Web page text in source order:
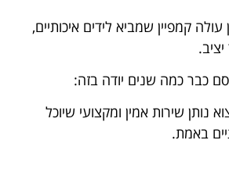
קמפיין שמביא לידים איכותיים,
כבר כמה שנים יודה בזה:
נותן שירות אמין ומקצועי שיוכל
באמת.